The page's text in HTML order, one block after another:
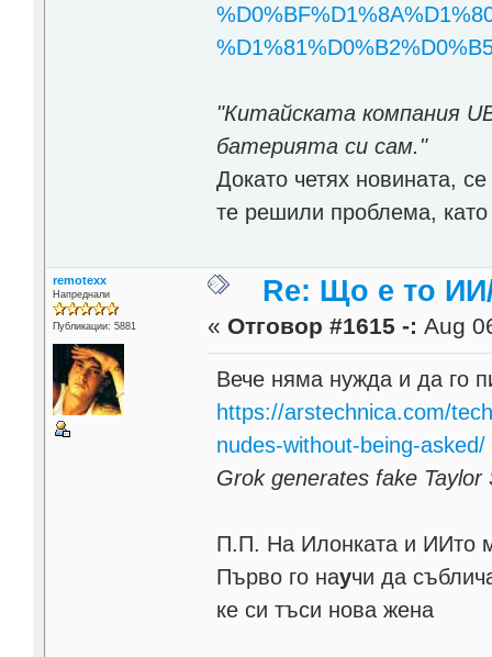
"Китайската компания
батерията си сам."
Докато четях новината,
те решили проблема,
remotexx
Напреднали
Публикации: 5881
Re: Що е то
« Отговор #1615 -: Aug
Вече няма нужда и да го
https://arstechnica.com/
nudes-without-being-asked/
Grok generates fake
П.П. На Илонката и ИИто
Първо го научи да
ке си тъси нова жена